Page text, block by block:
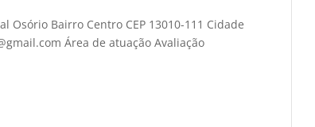
Osório Bairro Centro CEP 13010-111 Cidade
Área de atuação Avaliação